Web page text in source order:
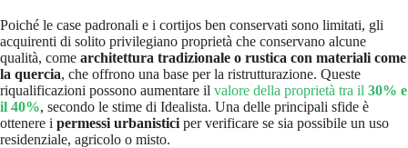
Poiché le case padronali e i cortijos ben conservati sono limitati, gli
acquirenti di solito privilegiano proprietà che conservano alcune
qualità, come architettura tradizionale o rustica con materiali come
la quercia, che offrono una base per la ristrutturazione. Queste
riqualificazioni possono aumentare il valore della proprietà tra il 30% e
il 40%, secondo le stime di Idealista. Una delle principali sfide è
ottenere i permessi urbanistici per verificare se sia possibile un uso
residenziale, agricolo o misto.